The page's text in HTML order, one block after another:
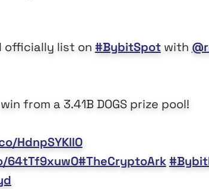
officially list on #BybitSpotwith
from a 3.41B DOGS prize pool!
HdnpSYKllO
#TheCryptoArk